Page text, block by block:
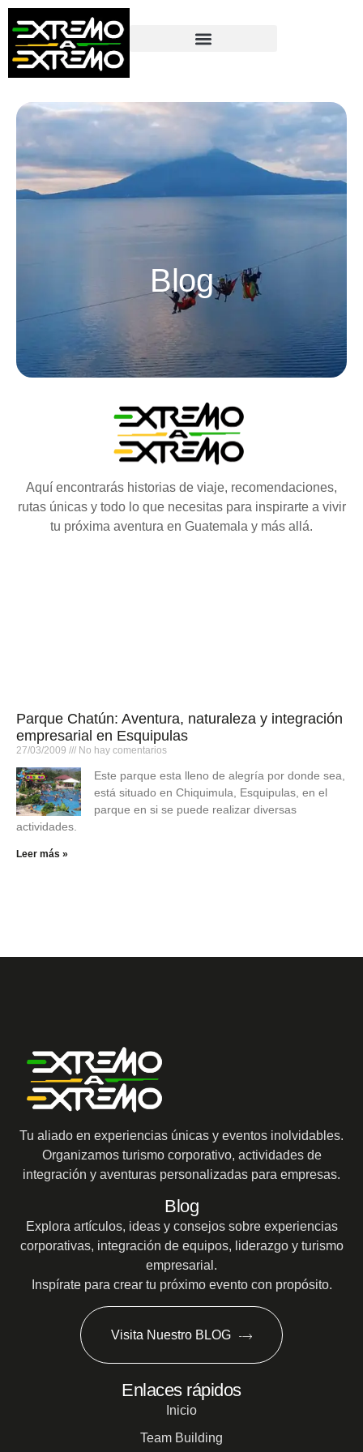
contenido
Blog
Aquí encontrarás historias de viaje, recomendaciones,
rutas únicas y todo lo que necesitas para inspirarte a vivir
tu próxima aventura en Guatemala y más allá.
Parque Chatún: Aventura, naturaleza y integración
empresarial en Esquipulas
27/03/2009 No hay comentarios
Este parque esta lleno de alegría por donde sea,
está situado en Chiquimula, Esquipulas, en el
parque en si se puede realizar diversas
actividades.
Leer más »
Tu aliado en experiencias únicas y eventos inolvidables.
Organizamos turismo corporativo, actividades de
integración y aventuras personalizadas para empresas.
Blog
Explora artículos, ideas y consejos sobre experiencias
corporativas, integración de equipos, liderazgo y turismo
empresarial.
Inspírate para crear tu próximo evento con propósito.
Visita Nuestro BLOG
Enlaces rápidos
Inicio
Team Building